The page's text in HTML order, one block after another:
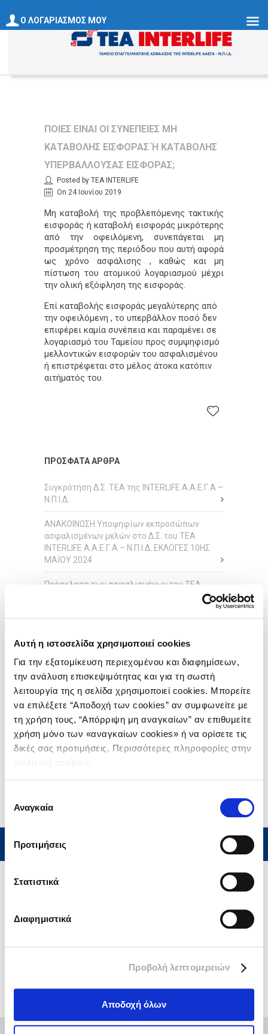
Αυτή η ιστοσελίδα χρησιμοποιεί cookies
Για την εξατομίκευση περιεχομένου και διαφημίσεων,
την ανάλυση επισκεψιμότητας και για τη σωστή
λειτουργία της η σελίδα χρησιμοποιεί cookies. Μπορείτε
να επιλέξετε “Αποδοχή των cookies” αν συμφωνείτε με
τη χρήση τους, “Απόρριψη μη αναγκαίων” αν επιθυμείτε
χρήση μόνο των «αναγκαίων cookies» ή να ορίσετε τις
δικές σας προτιμήσεις. Περισσότερες πληροφορίες στην
.
συγκατάθεσης
Αναγκαία
Προτιμήσεις
Στατιστικά
Διαφημιστικά
Προβολή λεπτομερειών
Αποδοχή όλων
ΠΟΙΕΣ ΕΊΝΑΙ ΟΙ ΣΥΝΈΠΕΙΕΣ ΜΗ
ΚΑΤΑΒΟΛΉΣ ΕΙΣΦΟΡΆΣ Ή ΚΑΤΑΒΟΛΉΣ Υ
ΠΕΡΒΆΛΛΟΥΣΑΣ ΕΙΣΦΟΡΆΣ;
Posted by ΤΕΑ INTERLIFE
On 24 Ιουνίου 2019
Μη καταβολή της προβλεπόμενης τακτικής
εισφοράς ή καταβολή εισφοράς μικρότερης
από την οφειλόμενη, συνεπάγεται μη
προσμέτρηση της περιόδου που αυτή αφορά
ως χρόνο ασφάλισης , καθώς και μη
πίστωση του ατομικού λογαριασμού μέχρι
την ολική εξόφληση της εισφοράς.
Επί καταβολής εισφοράς μεγαλύτερης από
την οφειλόμενη , το υπερβάλλον ποσό δεν
επιφέρει καμία συνέπεια και παραμένει σε
λογαριασμό του Ταμείου προς συμψηφισμό
μελλοντικών εισφορών του ασφαλισμένου
ή επιστρέφεται στο μέλος άτοκα κατόπιν
αιτήματός του.
ΠΡΌΣΦΑΤΑ ΆΡΘΡΑ
Συγκρότηση Δ.Σ. ΤΕΑ της INTERLIFE Α.Α.Ε.Γ.Α –
Ν.Π.Ι.Δ.
ΑΝΑΚΟΙΝΩΣΗ Υποψηφίων εκπροσώπων
ασφαλισμένων μελών στο Δ.Σ. του ΤΕΑ
INTERLIFE Α.Α.Ε.Γ.Α – Ν.Π.Ι.Δ. ΕΚΛΟΓΕΣ 10ΗΣ
ΜΑΪΟΥ 2024
Πρόσκληση των ασφαλισμένων του ΤΕΑ
Συγκρότηση Δ.Σ. ΤΕΑ της INTERLIFE Α.Α.Ε.Γ.Α –
ΑΝΑΚΟΙΝΩΣΗ Υποψηφίων εκπροσώπων
ασφαλισμένων μελών στο Δ.Σ. του ΤΕΑ
INTERLIFE Α.Α.Ε.Γ.Α – Ν.Π.Ι.Δ. ΕΚΛΟΓΕΣ 25ΗΣ
ΜΑΪΟΥ 2020
ΙΣΤΟΡΙΚΌ
Φεβρουάριος 2024
Απρίλιος 2019
KΑΤΗΓΟΡΊΕΣ
Νέα – Ανακοινώσεις
Ο ΛΟΓΑΡΙΑΣΜΟΣ ΜΟΥ